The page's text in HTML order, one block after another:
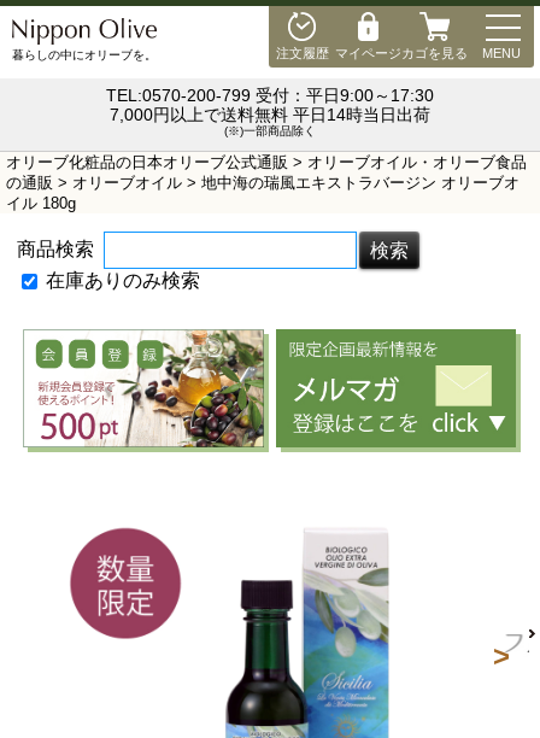
注文履歴 マイページカゴを見る MENU
暮らしの中にオリーブを。
TEL:0570-200-799 受付：平日9:00～17:30
7,000円以上で送料無料 平日14時当日出荷
(※)一部商品除く
オリーブ化粧品の日本オリーブ公式通販 > オリーブオイル・オリーブ食品
の通販 > オリーブオイル > 地中海の瑞風エキストラバージン オリーブオ
イル 180g
商品検索
在庫ありのみ検索